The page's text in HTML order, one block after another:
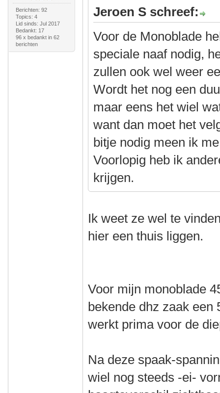
Berichten: 92
Topics: 4
Lid sinds: Jul 2017
Bedankt: 17
96 x bedankt in 62
berichten
Jeroen S schreef:
Voor de Monoblade
speciale naaf nodig,
zullen ook wel weer
Wordt het nog een
maar eens het wiel
want dan moet het
bitje nodig meen ik
Voorlopig heb ik
krijgen.
Ik weet ze wel te
hier een thuis liggen.
Voor mijn monoblade
bekende dhz zaak een
werkt prima voor de
Na deze spaak-
wiel nog steeds -ei-